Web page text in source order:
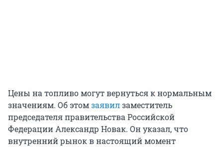
Цены на топливо могут вернуться к нормальным
значениям. Об этомзаявилзаместитель
председателя правительства Российской
Федерации Александр Новак. Он указал, что
внутренний рынок в настоящий момент